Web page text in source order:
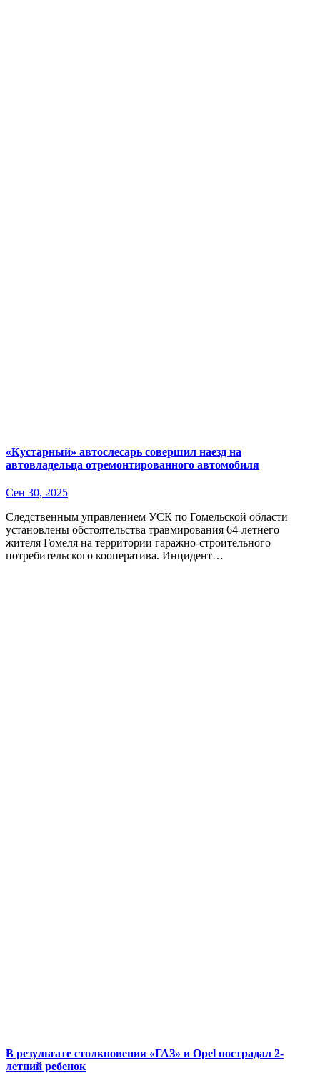
«Кустарный» автослесарь совершил наезд на
автовладельца отремонтированного автомобиля
Сен 30, 2025
Следственным управлением УСК по Гомельской области
установлены обстоятельства травмирования 64-летнего
жителя Гомеля на территории гаражно-строительного
потребительского кооператива. Инцидент…
В результате столкновения «ГАЗ» и Opel пострадал 2-
летний ребенок